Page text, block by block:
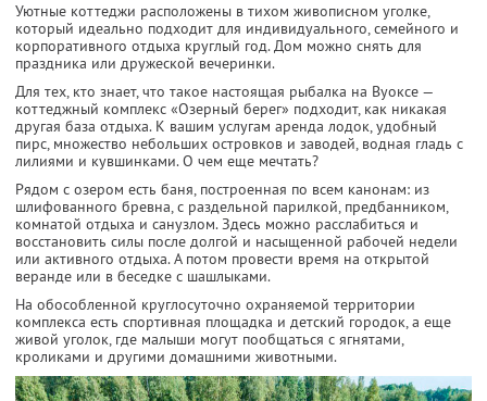
Уютные коттеджи расположены в тихом живописном уголке,
который идеально подходит для индивидуального, семейного и
корпоративного отдыха круглый год. Дом можно снять для
праздника или дружеской вечеринки.
Для тех, кто знает, что такое настоящая рыбалка на Вуоксе —
коттеджный комплекс «Озерный берег» подходит, как никакая
другая база отдыха. К вашим услугам аренда лодок, удобный
пирс, множество небольших островков и заводей, водная гладь с
лилиями и кувшинками. О чем еще мечтать?
Рядом с озером есть баня, построенная по всем канонам: из
шлифованного бревна, с раздельной парилкой, предбанником,
комнатой отдыха и санузлом. Здесь можно расслабиться и
восстановить силы после долгой и насыщенной рабочей недели
или активного отдыха. А потом провести время на открытой
веранде или в беседке с шашлыками.
На обособленной круглосуточно охраняемой территории
комплекса есть спортивная площадка и детский городок, а еще
живой уголок, где малыши могут пообщаться с ягнятами,
кроликами и другими домашними животными.